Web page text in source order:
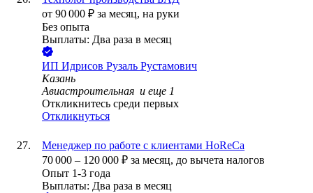
от 90 000 ₽ за месяц, на руки
Без опыта
Выплаты: Два раза в месяц
ИП Идрисов Рузаль Рустамович
Казань
Авиастроительная и еще 1
Откликнитесь среди первых
Откликнуться
Менеджер по работе с клиентами HoReCa
70 000 – 120 000 ₽ за месяц, до вычета налогов
Опыт 1-3 года
Выплаты: Два раза в месяц